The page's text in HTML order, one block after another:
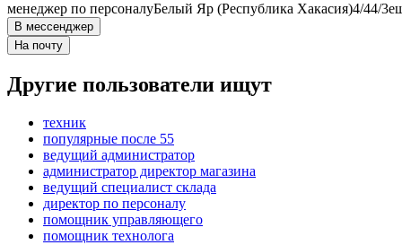
менеджер по персоналуБелый Яр (Республика Хакасия)4/44/3
В мессенджер
На почту
Другие пользователи ищут
техник
популярные после 55
ведущий администратор
администратор директор магазина
ведущий специалист склада
директор по персоналу
помощник управляющего
помощник технолога